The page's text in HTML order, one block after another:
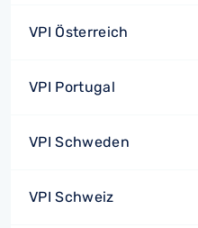
VPI Österreich
VPI Portugal
VPI Schweden
VPI Schweiz